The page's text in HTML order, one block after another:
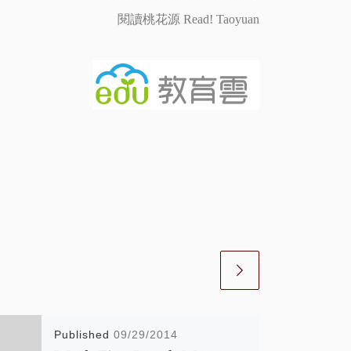
Published09/29/2014
閱讀桃花源 Read! Taoyuan